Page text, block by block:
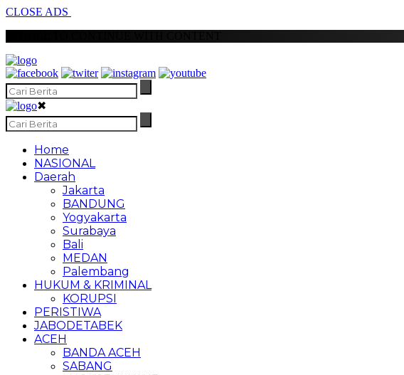
CLOSE ADS
✖
Home
NASIONAL
Daerah
Jakarta
BANDUNG
Yogyakarta
Surabaya
Bali
MEDAN
Palembang
HUKUM & KRIMINAL
KORUPSI
PERISTIWA
JABODETABEK
ACEH
BANDA ACEH
SABANG